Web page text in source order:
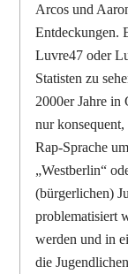
Arcos und
Entdeckungen.
Luvre47 oder
Statisten zu
2000er Jahre in
nur
Rap-Sprache
„Westberlin“
(bürgerlichen)
problematisiert
werden und in
die